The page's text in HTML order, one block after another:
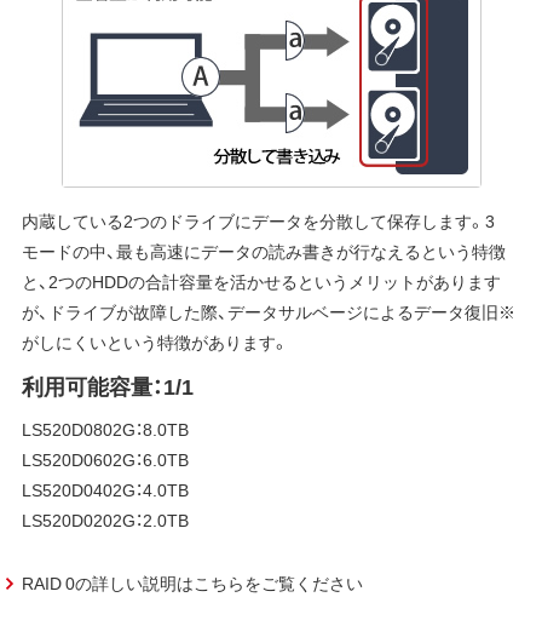
内蔵している2つのドライブにデータを分散して保存します。3
モードの中、最も高速にデータの読み書きが行なえるという特徴
と、2つのHDDの合計容量を活かせるというメリットがあります
が、ドライブが故障した際、データサルベージによるデータ復旧※
がしにくいという特徴があります。
利用可能容量：1/1
LS520D0802G：8.0TB
LS520D0602G：6.0TB
LS520D0402G：4.0TB
LS520D0202G：2.0TB
RAID 0の詳しい説明はこちらをご覧ください